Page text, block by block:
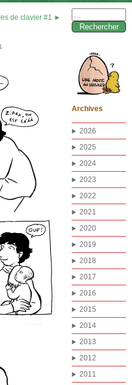
de clavier #1 ►
Archives
2026
2025
2024
2023
2022
2021
2020
2019
2018
2017
2016
2015
2014
2013
2012
2011